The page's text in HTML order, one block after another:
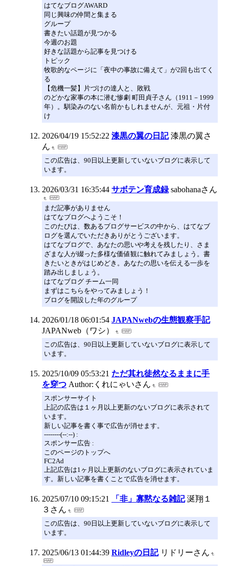
はてなブログAWARD
同じ興味の仲間と集まる
グループ
書きたい話題が見つかる
今週のお題
好きな話題から記事を見つける
トピック
牧歌的なページに「夜中の事故に備えて」が2回も出てく
る
【危機一髪】片づけの達人と、敗戦
のどかな家事の本に潜む惨劇 町田貞子さん（1911－1999
年）。馴染みのない名前かもしれませんが、元祖・片付
け
2026/04/19 15:52:22 漆黒の翼の日記 漆黒の翼さ
ん
この広告は、90日以上更新していないブログに表示して
います。
2026/03/31 16:35:44 サボテン育成録 sabohanaさん
まだ記事がありません
はてなブログへようこそ！
このたびは、数あるブログサービスの中から、はてなブ
ログを選んでいただきありがとうございます。
はてなブログで、あなたの思いや考えを残したり、さま
ざまな人が綴った多様な価値観に触れてみましょう。書
きたいときがはじめどき。あなたの思いを伝える一歩を
踏み出しましょう。
はてなブログ チーム一同
まずはこちらをやってみましょう！
ブログを開設した年のグループ
2026/01/18 06:01:54 JAPANwebの生態観察手記
JAPANweb（ワシ）
この広告は、90日以上更新していないブログに表示して
います。
2025/10/09 05:53:21 ただ其れ徒然なるままに手
を穿つ Author:くれにゃいさん
スポンサーサイト
上記の広告は１ヶ月以上更新のないブログに表示されて
います。
新しい記事を書く事で広告が消せます。
--------(--:--) :
スポンサー広告 :
このページのトップへ
FC2Ad
上記広告は1ヶ月以上更新のないブログに表示されていま
す。新しい記事を書くことで広告を消せます。
2025/07/10 09:15:21 「非」寡黙なる雑記 涎翔１
３さん
この広告は、90日以上更新していないブログに表示して
います。
2025/06/13 01:44:39 Ridleyの日記 リドリーさん